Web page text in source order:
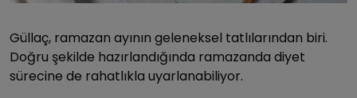
Güllaç, ramazan ayının geleneksel tatlılarından biri.
Doğru şekilde hazırlandığında ramazanda diyet
sürecine de rahatlıkla uyarlanabiliyor.